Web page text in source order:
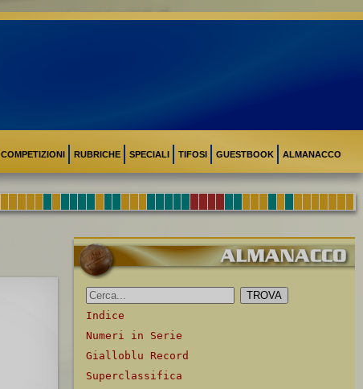
COMPETIZIONI RUBRICHE SPECIALI TIFOSI GUESTBOOK ALMANACCO
Indice
Numeri in Serie
Gialloblu Record
Superclassifica